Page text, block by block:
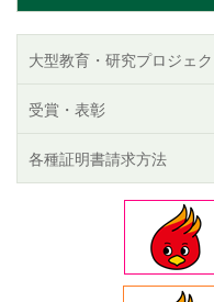
大型教育・研究プロジェ
受賞・表彰
各種証明書請求方法